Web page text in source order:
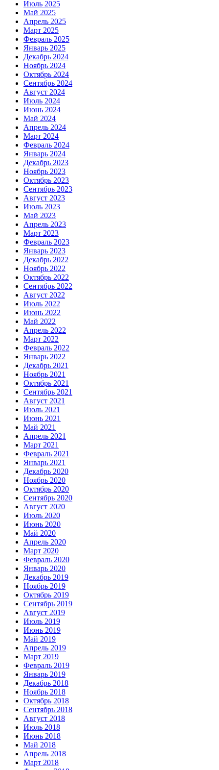
Июль 2025
Май 2025
Апрель 2025
Март 2025
Февраль 2025
Январь 2025
Декабрь 2024
Ноябрь 2024
Октябрь 2024
Сентябрь 2024
Август 2024
Июль 2024
Июнь 2024
Май 2024
Апрель 2024
Март 2024
Февраль 2024
Январь 2024
Декабрь 2023
Ноябрь 2023
Октябрь 2023
Сентябрь 2023
Август 2023
Июль 2023
Май 2023
Апрель 2023
Март 2023
Февраль 2023
Январь 2023
Декабрь 2022
Ноябрь 2022
Октябрь 2022
Сентябрь 2022
Август 2022
Июль 2022
Июнь 2022
Май 2022
Апрель 2022
Март 2022
Февраль 2022
Январь 2022
Декабрь 2021
Ноябрь 2021
Октябрь 2021
Сентябрь 2021
Август 2021
Июль 2021
Июнь 2021
Май 2021
Апрель 2021
Март 2021
Февраль 2021
Январь 2021
Декабрь 2020
Ноябрь 2020
Октябрь 2020
Сентябрь 2020
Август 2020
Июль 2020
Июнь 2020
Май 2020
Апрель 2020
Март 2020
Февраль 2020
Январь 2020
Декабрь 2019
Ноябрь 2019
Октябрь 2019
Сентябрь 2019
Август 2019
Июль 2019
Июнь 2019
Май 2019
Апрель 2019
Март 2019
Февраль 2019
Январь 2019
Декабрь 2018
Ноябрь 2018
Октябрь 2018
Сентябрь 2018
Август 2018
Июль 2018
Июнь 2018
Май 2018
Апрель 2018
Март 2018